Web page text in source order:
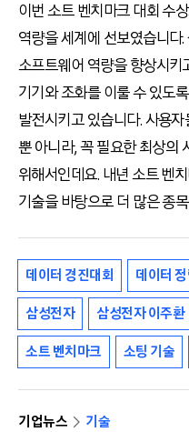
이번 소트 벤치마크 대회 수
역량을 세계에 선보였습니다
소프트웨어 역량을 향상시키
기기와 조화를 이룰 수 있도
발전시키고 있습니다. 사용
뿐 아니라, 꼭 필요한 최상의
위해서인데요. 내년 소트 벤
기술을 바탕으로 더 많은 종
데이터 경진대회 데이터
삼성전자 삼성전자 이주환
소트 벤치마크 소팅 기술
기업뉴스
기술